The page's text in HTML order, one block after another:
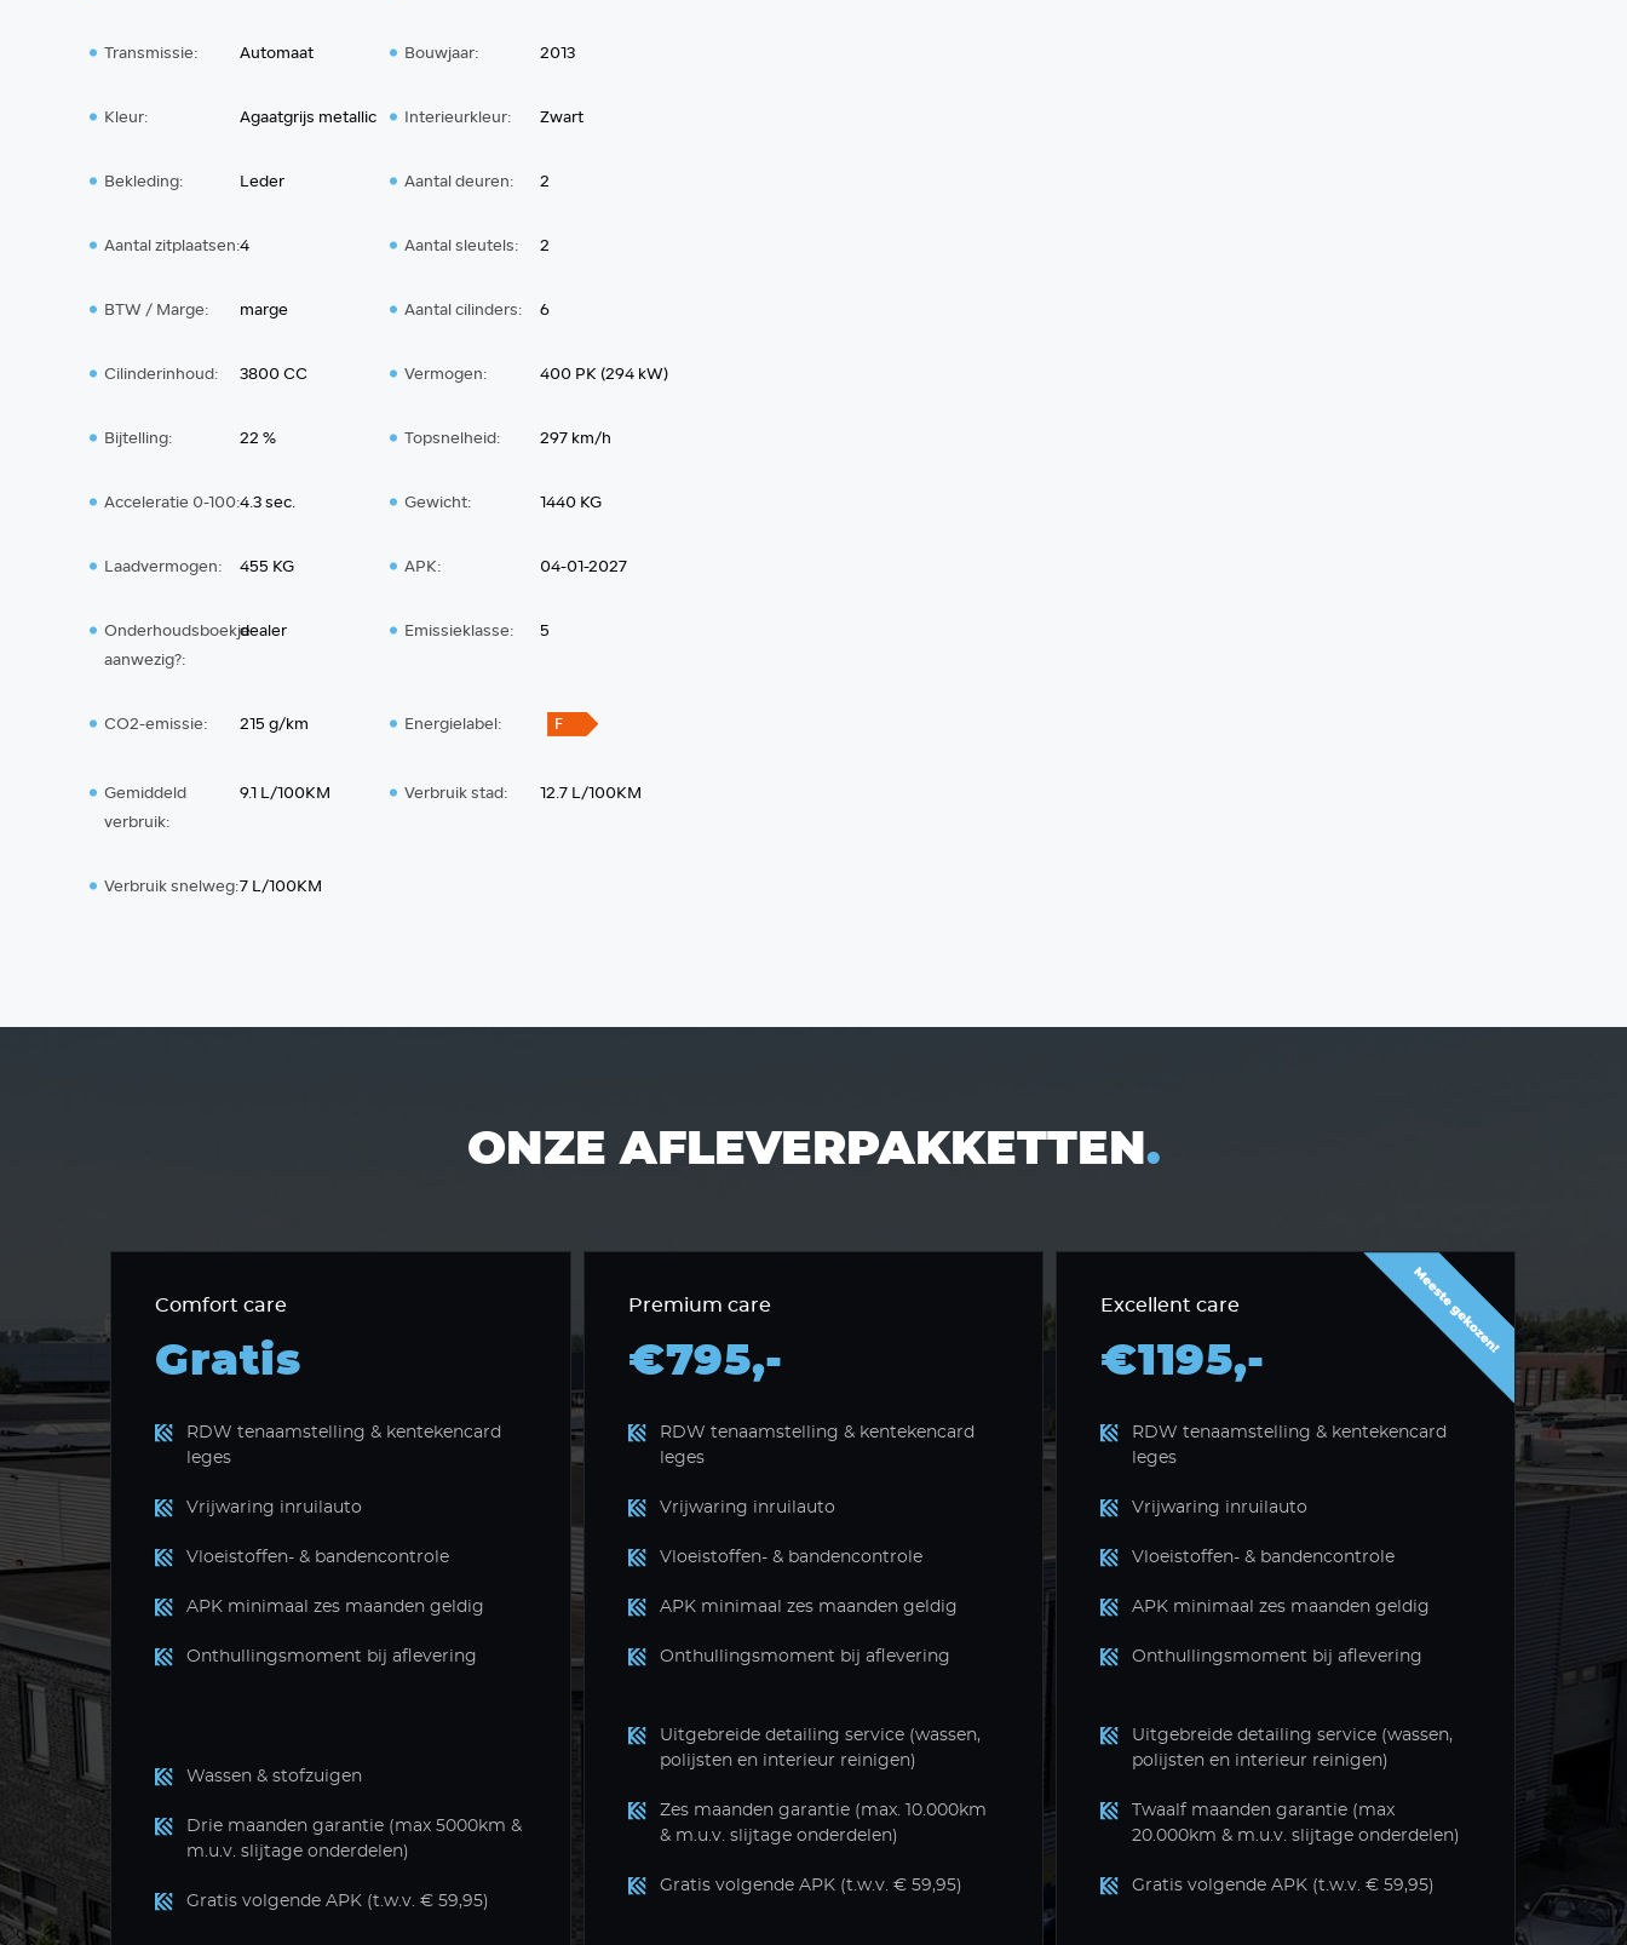
Transmissie: Automaat Bouwjaar: 2013
Kleur: Agaatgrijs metallic Interieurkleur: Zwart
Bekleding: Leder Aantal deuren: 2
Aantal zitplaatsen:4 Aantal sleutels: 2
BTW / Marge: marge Aantal cilinders: 6
Cilinderinhoud: 3800 CC Vermogen: 400 PK (294 kW)
Bijtelling: 22 % Topsnelheid: 297 km/h
Acceleratie 0-100:4.3 sec. Gewicht: 1440 KG
Laadvermogen: 455 KG APK: 04-01-2027
Onderhoudsboekje
aanwezig?:
dealer Emissieklasse: 5
CO2-emissie: 215 g/km Energielabel:
Gemiddeld
verbruik:
9.1 L/100KM Verbruik stad: 12.7 L/100KM
Verbruik snelweg:7 L/100KM
ONZE AFLEVERPAKKETTEN .
Comfort care
Gratis
RDW tenaamstelling & kentekencard
leges
Vrijwaring inruilauto
Vloeistoffen- & bandencontrole
APK minimaal zes maanden geldig
Onthullingsmoment bij aflevering
Wassen & stofzuigen
Drie maanden garantie (max 5000km &
m.u.v. slijtage onderdelen)
Gratis volgende APK (t.w.v. € 59,95)
Premium care
€795,-
RDW tenaamstelling & kentekencard
leges
Vrijwaring inruilauto
Vloeistoffen- & bandencontrole
APK minimaal zes maanden geldig
Onthullingsmoment bij aflevering
Uitgebreide detailing service (wassen,
polijsten en interieur reinigen)
Zes maanden garantie (max. 10.000km
& m.u.v. slijtage onderdelen)
Gratis volgende APK (t.w.v. € 59,95)
Excellent care
€1195,-
RDW tenaamstelling & kentekencard
leges
Vrijwaring inruilauto
Vloeistoffen- & bandencontrole
APK minimaal zes maanden geldig
Onthullingsmoment bij aflevering
Uitgebreide detailing service (wassen,
polijsten en interieur reinigen)
Twaalf maanden garantie (max
20.000km & m.u.v. slijtage onderdelen)
Gratis volgende APK (t.w.v. € 59,95)